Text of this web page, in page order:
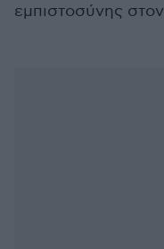
εμπιστοσύνης στον